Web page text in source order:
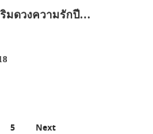
มดวงความรักปี…
5 Next